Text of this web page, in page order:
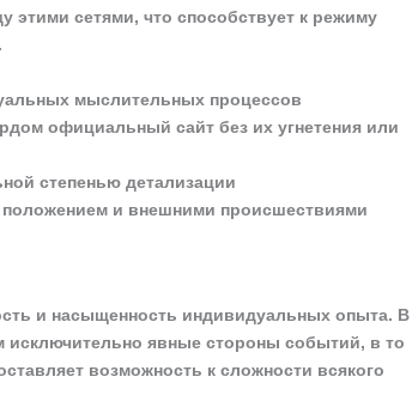
этими сетями, что способствует к режиму
мыслительных процессов
официальный сайт без их угнетения или
степенью детализации
и внешними происшествиями
и насыщенность индивидуальных опыта. В
явные стороны событий, в то
возможность к сложности всякого